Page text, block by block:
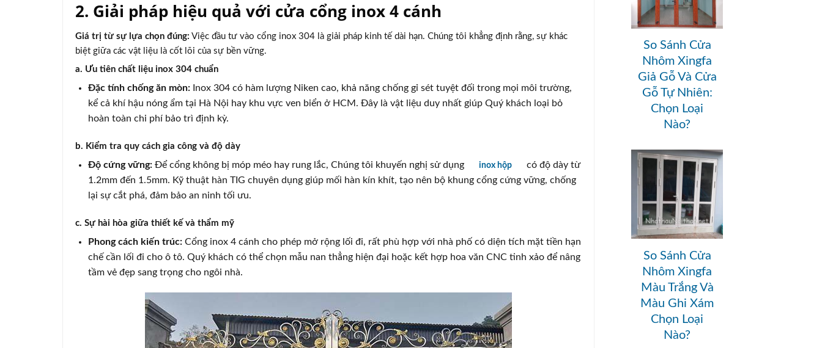
So Sánh Cửa
Nhôm Xingfa
Giả Gỗ Và Cửa
Gỗ Tự Nhiên:
Chọn Loại
Nào?
So Sánh Cửa
Nhôm Xingfa
Màu Trắng Và
Màu Ghi Xám
Chọn Loại
Nào?
2. Giải pháp hiệu quả với cửa cổng inox 4 cánh
Giá trị từ sự lựa chọn đúng: Việc đầu tư vào cổng inox 304 là giải pháp kinh tế dài hạn. Chúng tôi khẳng định rằng, sự khác
biệt giữa các vật liệu là cốt lõi của sự bền vững.
a. Ưu tiên chất liệu inox 304 chuẩn
Đặc tính chống ăn mòn:Inox 304 có hàm lượng Niken cao, khả năng chống gỉ sét tuyệt đối trong mọi môi trường,
kể cả khí hậu nóng ẩm tại Hà Nội hay khu vực ven biển ở HCM. Đây là vật liệu duy nhất giúp Quý khách loại bỏ
hoàn toàn chi phí bảo trì định kỳ.
b. Kiểm tra quy cách gia công và độ dày
Độ cứng vững:Để cổng không bị móp méo hay rung lắc, Chúng tôi khuyến nghị sử dụng inox hộp
có độ dày từ
1.2mm đến 1.5mm. Kỹ thuật hàn TIG chuyên dụng giúp mối hàn kín khít, tạo nên bộ khung cổng cứng vững, chống
lại sự cắt phá, đảm bảo an ninh tối ưu.
c. Sự hài hòa giữa thiết kế và thẩm mỹ
Phong cách kiến trúc:Cổng inox 4 cánh cho phép mở rộng lối đi, rất phù hợp với nhà phố có diện tích mặt tiền hạn
chế cần lối đi cho ô tô. Quý khách có thể chọn mẫu nan thẳng hiện đại hoặc kết hợp hoa văn CNC tinh xảo để nâng
tầm vẻ đẹp sang trọng cho ngôi nhà.